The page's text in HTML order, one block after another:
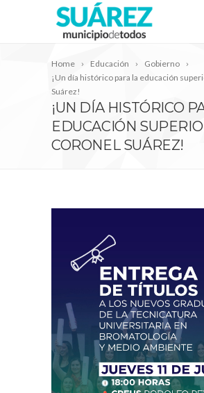
Home Educación
Gobierno
¡Un día histórico para la educación
Suárez!
¡UN DÍA HISTÓRICO
EDUCACIÓN
CORONEL SUÁREZ!